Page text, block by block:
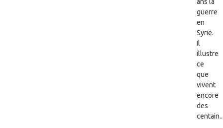
guerre
en
Syrie.
Il
illustre
ce
que
vivent
encore
des